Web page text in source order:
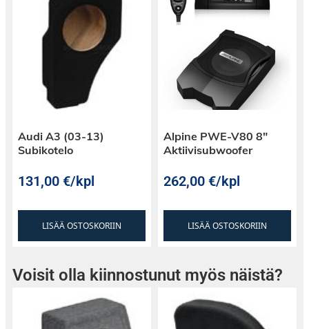
Audi A3 (03-13)
Subikotelo
131,00€/kpl
LISÄÄ OSTOSKORIIN
Alpine PWE-V80 8″
Aktiivisubwoofer
262,00€/kpl
LISÄÄ OSTOSKORIIN
Voisit olla kiinnostunut myös näistä?